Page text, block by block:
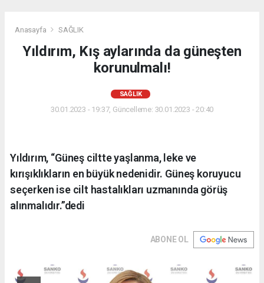
Anasayfa SAĞLIK
Yıldırım, Kış aylarında da güneşten
korunulmalı!
SAĞLIK
30.01.2023 - 19:37, Güncelleme: 30.01.2023 - 20:40
Yıldırım, “Güneş ciltte yaşlanma, leke ve
kırışıklıkların en büyük nedenidir. Güneş koruyucu
seçerken ise cilt hastalıkları uzmanında görüş
alınmalıdır.”dedi
ABONE OL